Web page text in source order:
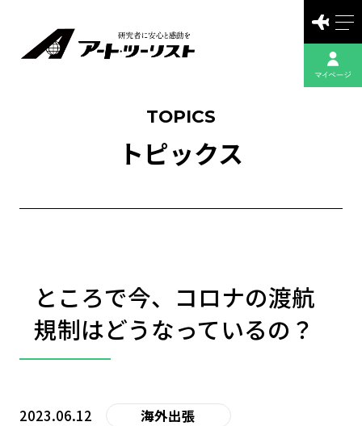
TOPICS
トピックス
ところで今、コロナの渡航
規制はどうなっているの？
2023.06.12 海外出張